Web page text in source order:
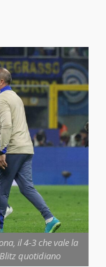
il 4-3 che vale la
quotidiano